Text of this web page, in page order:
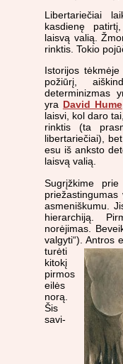
Libertariečiai
kasdienę
laisvą valią.
rinktis. Tokio
Istorijos
požiūrį,
determinizmas
yra David Hume
laisvi, kol daro
rinktis (ta
libertariečiai),
esu iš anksto
laisvą valią.
Sugrįžkime prie
asmeniškumu.
hierarchiją.
norėjimas.
valgyti“). Antros
turėti
kitokį
pirmos
eilės
norą.
Šis
savi-